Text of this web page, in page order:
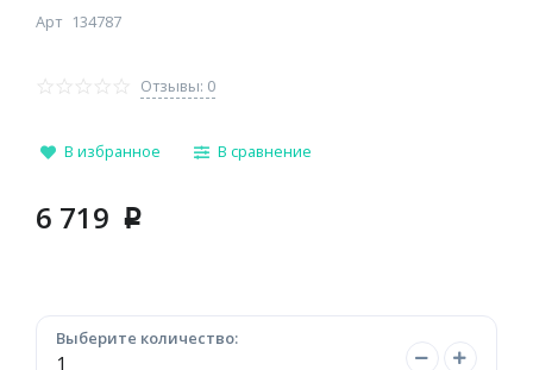
Арт 134787
Отзывы: 0
В избранное В сравнение
6 719 p
Выберите количество: